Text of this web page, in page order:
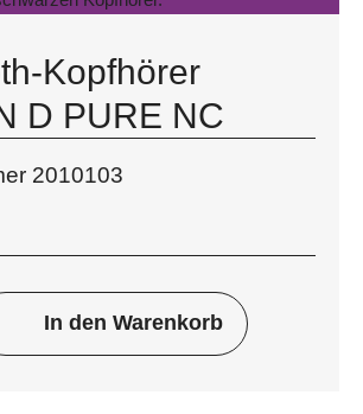
Kopfhörer
D PURE NC
2010103
In den Warenkorb